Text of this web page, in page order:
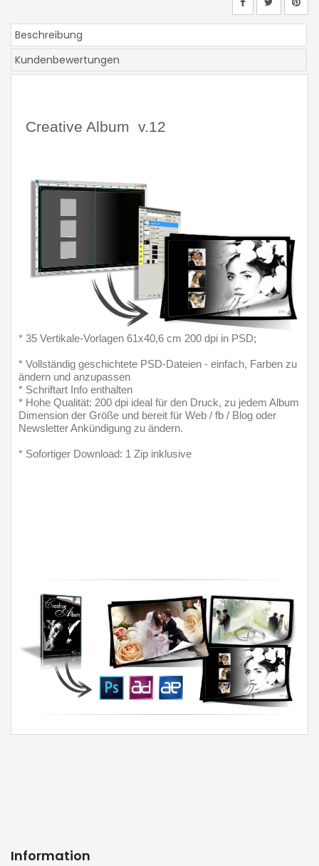
Beschreibung
Kundenbewertungen
Creative Album  v.12
* 35 Vertikale-Vorlagen 61x40,6 cm 200 dpi in PSD;
* Vollständig geschichtete PSD-Dateien - einfach, Farben zu
ändern und anzupassen
* Schriftart Info enthalten
* Hohe Qualität: 200 dpi ideal für den Druck, zu jedem Album
Dimension der Größe und bereit für Web / fb / Blog oder
Newsletter Ankündigung zu ändern.
* Sofortiger Download: 1 Zip inklusive
Information